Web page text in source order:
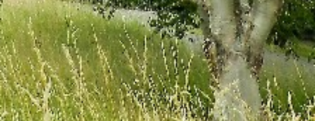
Zurücksetzen
Filtern
0
Treffer
Zurücksetzen
Filtern